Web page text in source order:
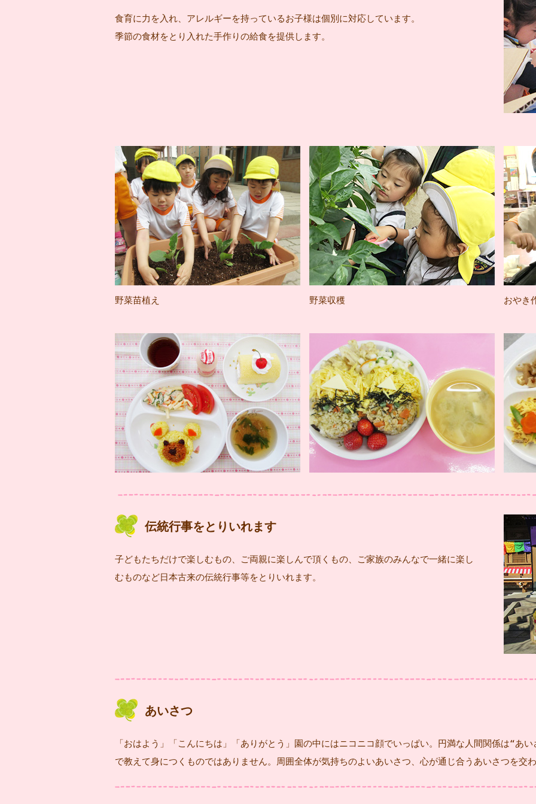
食育に力を入れ、アレルギーを持っているお子様は個別に対応しています。
季節の食材をとり入れた手作りの給食を提供します。
野菜苗植え 野菜収穫 おやき
伝統行事をとりいれます
子どもたちだけで楽しむもの、ご両親に楽しんで頂くもの、ご家族のみんなで一緒に楽し
むものなど日本古来の伝統行事等をとりいれます。
あいさつ
「おはよう」「こんにちは」「ありがとう」園の中にはニコニコ顔でいっぱい。円満な人間関係は“あ
で教えて身につくものではありません。周囲全体が気持ちのよいあいさつ、心が通じ合うあいさつを交